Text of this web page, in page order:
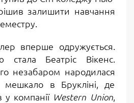
залишити навчання
вперше одружується.
стала Беатріс Вікенс.
незабаром народилася
мешкало в Брукліні, де
компанії Western Union,